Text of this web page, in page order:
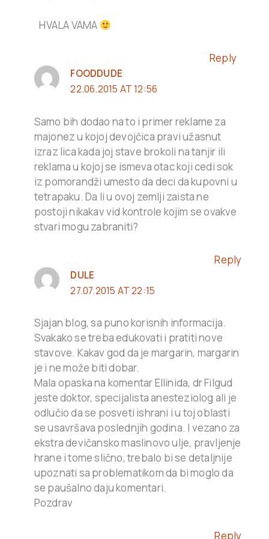
HVALA VAMA
Reply
FOODDUDE
22.06.2015 AT 12:56
Samo bih dodao na to i primer reklame za
majonez u kojoj devojčica pravi užasnut
izraz lica kada joj stave brokoli na tanjir ili
reklama u kojoj se ismeva otac koji cedi sok
iz pomorandži umesto da deci da kupovni u
tetrapaku. Da li u ovoj zemlji zaista ne
postoji nikakav vid kontrole kojim se ovakve
stvari mogu zabraniti?
Reply
DULE
27.07.2015 AT 22:15
Sjajan blog, sa puno korisnih informacija.
Svakako se treba edukovati i pratiti nove
stavove. Kakav god da je margarin, margarin
je i ne može biti dobar.
Mala opaska na komentar Ellinida, dr Filgud
jeste doktor, specijalista anesteziolog ali je
odlučio da se posveti ishrani i u toj oblasti
se usavršava poslednjih godina. I vezano za
ekstra devičansko maslinovo ulje, pravljenje
hrane i tome slično, trebalo bi se detaljnije
upoznati sa problematikom da bi moglo da
se paušalno daju komentari.
Pozdrav
Reply